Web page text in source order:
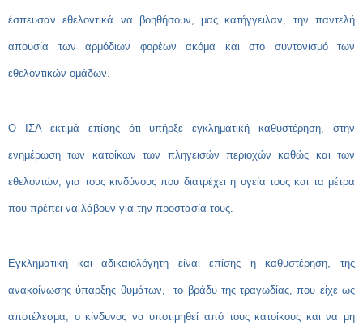
έσπευσαν εθελοντικά να βοηθήσουν, μας κατήγγειλαν, την παντελή
απουσία των αρμόδιων φορέων ακόμα και στο συντονισμό των
εθελοντικών ομάδων.
Ο ΙΣΑ εκτιμά επίσης ότι υπήρξε εγκληματική καθυστέρηση, στην
ενημέρωση των κατοίκων των πληγεισών περιοχών καθώς και των
εθελοντών, για τους κινδύνους που διατρέχει η υγεία τους και τα μέτρα
που πρέπει να λάβουν για την προστασία τους.
Εγκληματική και αδικαιολόγητη είναι επίσης η καθυστέρηση, της
ανακοίνωσης ύπαρξης θυμάτων, το βράδυ της τραγωδίας, που είχε ως
αποτέλεσμα, ο κίνδυνος να υποτιμηθεί από τους κατοίκους και να μη